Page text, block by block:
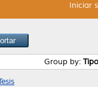
Iniciar
Group by: